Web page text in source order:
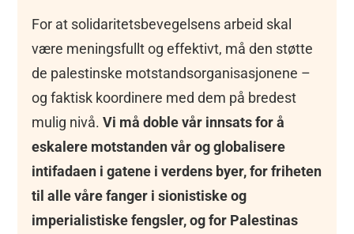
For at solidaritetsbevegelsens arbeid skal
være meningsfullt og effektivt, må den støtte
de palestinske motstandsorganisasjonene –
og faktisk koordinere med dem på bredest
mulig nivå.Vi må doble vår innsats for å
eskalere motstanden vår og globalisere
intifadaen i gatene i verdens byer, for friheten
til alle våre fanger i sionistiske og
imperialistiske fengsler, og for Palestinas